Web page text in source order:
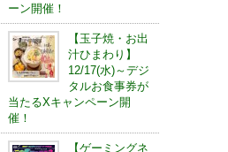
ーン開催！
【玉子焼・お出
汁ひまわり】
12/17(水)～デジ
タルお食事券が
当たるXキャンペーン開
催！
【ゲーミングネ